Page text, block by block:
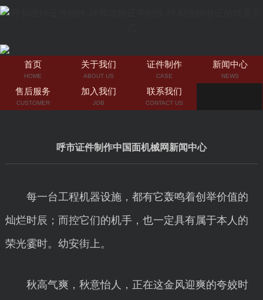
首页
HOME
关于我们
ABOUT US
证件制作
CASE
新闻中心
NEWS
售后服务
CUSTOMER
加入我们
JOB
联系我们
CONTACT US
呼市证件制作中国面机械网新闻中心
每一台工程机器设施，都有它轰鸣着创举价值的
灿烂时辰；而控它们的机手，也一定具有属于本人的
荣光霎时。幼安街上。
秋高气爽，秋意怡人，正在这金风迎爽的夸姣时